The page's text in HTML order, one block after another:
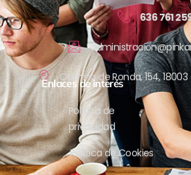
636 761
Camino de Ronda, 154,
Enlaces de interés
Política de
privacidad
Política de Cookies